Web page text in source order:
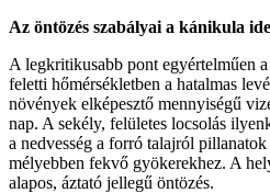
Az öntözés szabályai a kánikula
A legkritikusabb pont egyértelműen
feletti hőmérsékletben a hatalmas
növények elképesztő mennyiségű
nap. A sekély, felületes locsolás
a nedvesség a forró talajról
mélyebben fekvő gyökerekhez. A
alapos, áztató jellegű öntözés.